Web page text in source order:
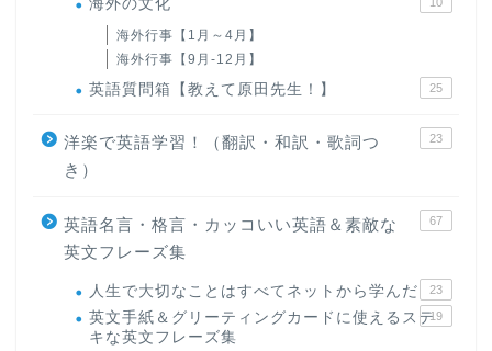
海外の文化 10
海外行事【1月～4月】
海外行事【9月-12月】
英語質問箱【教えて原田先生！】 25
洋楽で英語学習！（翻訳・和訳・歌詞つ
き）
23
英語名言・格言・カッコいい英語＆素敵な
英文フレーズ集
67
人生で大切なことはすべてネットから学んだ 23
英文手紙＆グリーティングカードに使えるステ
キな英文フレーズ集
19